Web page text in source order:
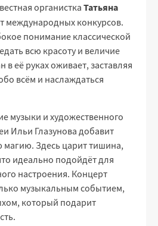
органисткаТатьяна
международных конкурсов.
понимание классической
всю красоту и величие
её руках оживает, заставляя
всём и наслаждаться
музыки и художественного
Ильи Глазунова добавит
магию. Здесь царит тишина,
идеально подойдёт для
настроения. Концерт
музыкальным событием,
который подарит